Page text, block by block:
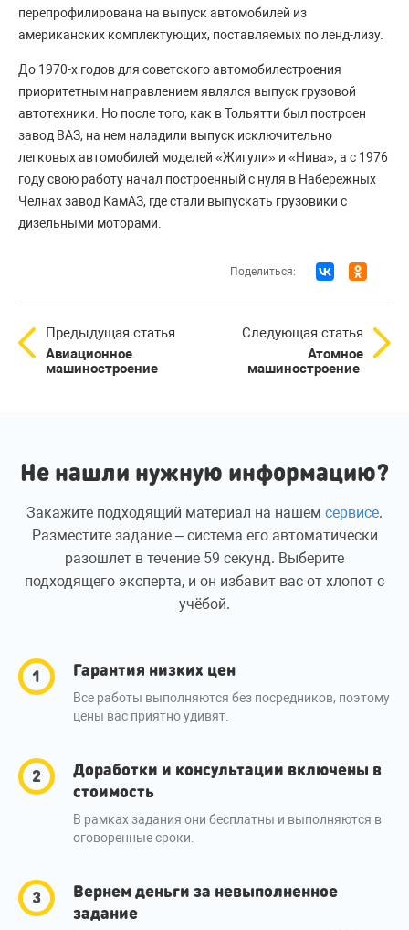
перепрофилирована на выпуск автомобилей из
американских комплектующих, поставляемых по ленд-лизу.
До 1970-х годов для советского автомобилестроения
приоритетным направлением являлся выпуск грузовой
автотехники. Но после того, как в Тольятти был построен
завод ВАЗ, на нем наладили выпуск исключительно
легковых автомобилей моделей «Жигули» и «Нива», а с 1976
году свою работу начал построенный с нуля в Набережных
Челнах завод КамАЗ, где стали выпускать грузовики с
дизельными моторами.
Поделиться:
Предыдущая статья
Авиационное
машиностроение
Следующая статья
Атомное
машиностроение
Не нашли нужную информацию?
Закажите подходящий материал на нашем сервисе.
Разместите задание – система его автоматически
разошлет в течение 59 секунд. Выберите
подходящего эксперта, и он избавит вас от хлопот с
учёбой.
Гарантия низких цен
Все работы выполняются без посредников, поэтому
цены вас приятно удивят.
Доработки и консультации включены в
стоимость
В рамках задания они бесплатны и выполняются в
оговоренные сроки.
Вернем деньги за невыполненное
задание